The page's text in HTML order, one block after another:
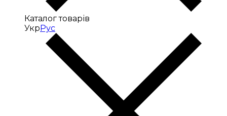
Каталог товарів
Укр Рус